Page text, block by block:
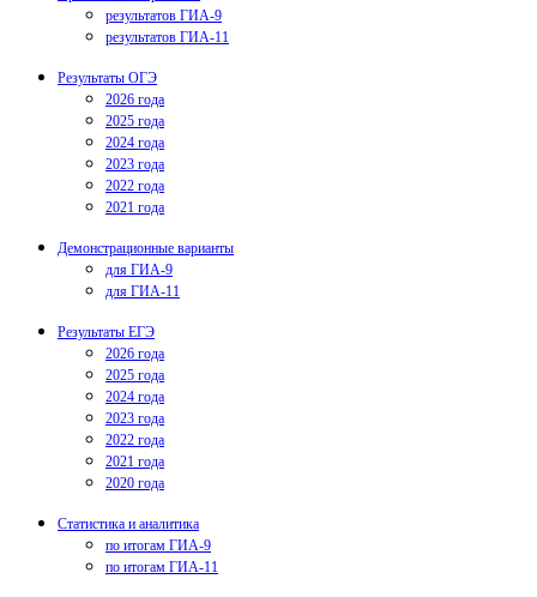
результатов ГИА-9
результатов ГИА-11
Результаты ОГЭ
2026 года
2025 года
2024 года
2023 года
2022 года
2021 года
Демонстрационные варианты
для ГИА-9
для ГИА-11
Результаты ЕГЭ
2026 года
2025 года
2024 года
2023 года
2022 года
2021 года
2020 года
Статистика и аналитика
по итогам ГИА-9
по итогам ГИА-11